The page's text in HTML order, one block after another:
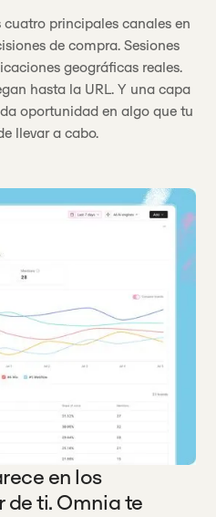
principales canales en
de compra. Sesiones
geográficas reales.
hasta la URL. Y una capa
oportunidad en algo que tu
llevar a cabo.
en los
de ti. Omnia te